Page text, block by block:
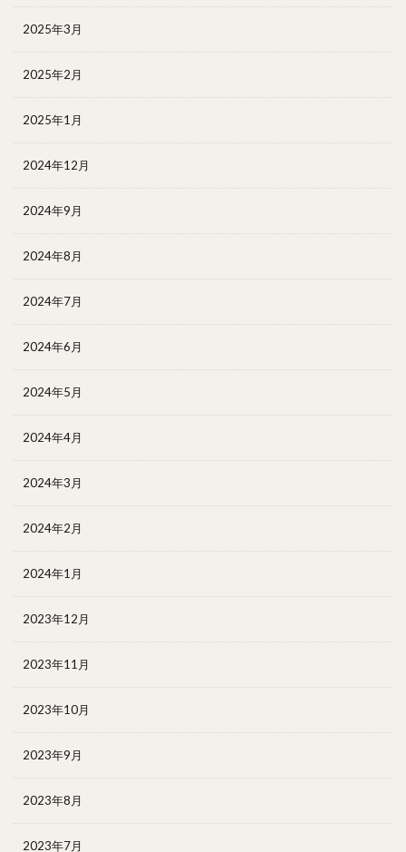
2025年3月
2025年2月
2025年1月
2024年12月
2024年9月
2024年8月
2024年7月
2024年6月
2024年5月
2024年4月
2024年3月
2024年2月
2024年1月
2023年12月
2023年11月
2023年10月
2023年9月
2023年8月
2023年7月